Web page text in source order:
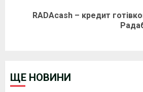
RADAcash – кредит
ЩЕ НОВИНИ